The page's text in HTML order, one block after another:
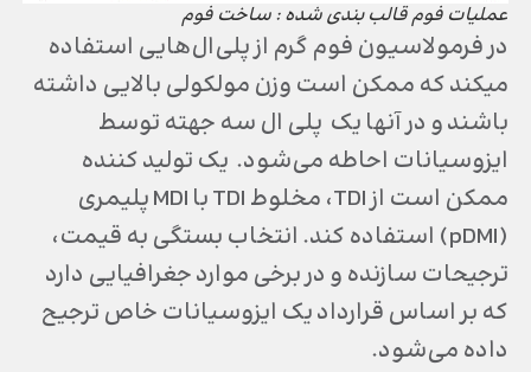
عملیات فوم قالب بندی شده : ساخت فوم
در فرمولاسیون فوم گرم از پلی‌ال‌هایی استفاده
می‎کند که ممکن است وزن مولکولی بالایی داشته
باشند و در آنها یک پلی ال سه جهته توسط
ایزوسیانات احاطه می‌شود. یک تولید کننده
ممکن است از TDI، مخلوط TDI با MDI پلیمری
(pDMI) استفاده کند. انتخاب بستگی به قیمت،
ترجیحات سازنده و در برخی موارد جغرافیایی دارد
که بر اساس قرارداد یک ایزوسیانات خاص ترجیح
داده می‌شود.